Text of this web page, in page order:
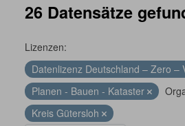
26 Datensätze
Lizenzen:
Datenlizenz Deutschland – Zero –
Planen - Bauen - Kataster
Kreis Gütersloh